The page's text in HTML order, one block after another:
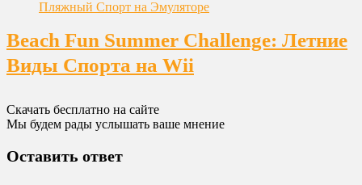
Beach Fun Summer Challenge: Летние
Виды Спорта на Wii
Скачать бесплатно на сайте
Мы будем рады услышать ваше мнение
Оставить ответ